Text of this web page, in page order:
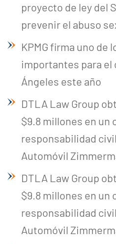
proyecto de ley del
prevenir el abuso
KPMG firma uno de
importantes para el
Ángeles este año
DTLA Law Group
$9.8 millones en un
responsabilidad
Automóvil
DTLA Law Group
$9.8 millones en un
responsabilidad
Automóvil